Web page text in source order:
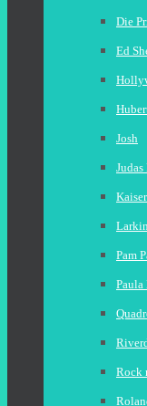
Die
Ed
Josh
Judas
Pam
Paula
Rock